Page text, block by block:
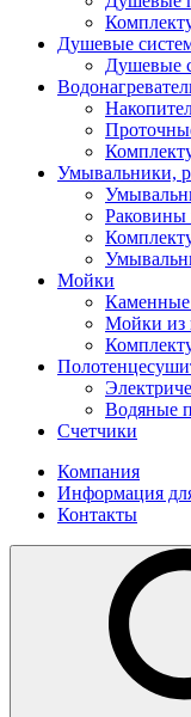
Душевые
Душевые
Умывальники,
Раковины
Мойки
Мойки из
Водяные
Счетчики
Компания
Информация
Контакты